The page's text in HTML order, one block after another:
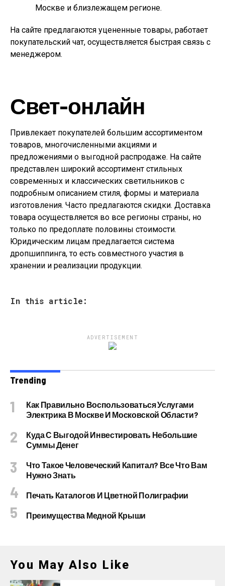
Москве и близлежащем регионе.
На сайте предлагаются уцененные товары, работает
покупательский чат, осуществляется быстрая связь с
менеджером.
Свет-онлайн
Привлекает покупателей большим ассортиментом
товаров, многочисленными акциями и
предложениями о выгодной распродаже. На сайте
представлен широкий ассортимент стильных
современных и классических светильников с
подробным описанием стиля, формы и материала
изготовления. Часто предлагаются скидки. Доставка
товара осуществляется во все регионы страны, но
только по предоплате половины стоимости.
Юридическим лицам предлагается система
дропшиппинга, то есть совместного участия в
хранении и реализации продукции.
In this article:
ADVERTISEMENT
Trending
Как Правильно Воспользоваться Услугами
Электрика В Москве И Московской Области?
Куда С Выгодой Инвестировать Небольшие
Суммы Денег
Что Такое Человеческий Капитал? Все Что Вам
Нужно Знать
Печать Каталогов И Цветной Полиграфии
Преимущества Медной Крыши
You May Also Like